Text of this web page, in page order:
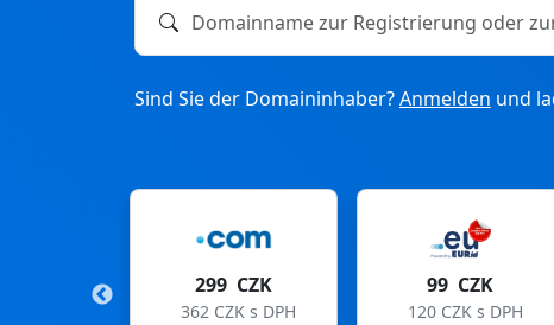
Domainname zur Registrierung oder zum
Sind Sie der Domaininhaber?Anmelden und
99 CZK
120 CZK s DPH
275 CZK
333 CZK s DPH